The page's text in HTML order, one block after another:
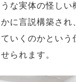
な実体の怪しい
に言説構築され
いくのかという
られます。